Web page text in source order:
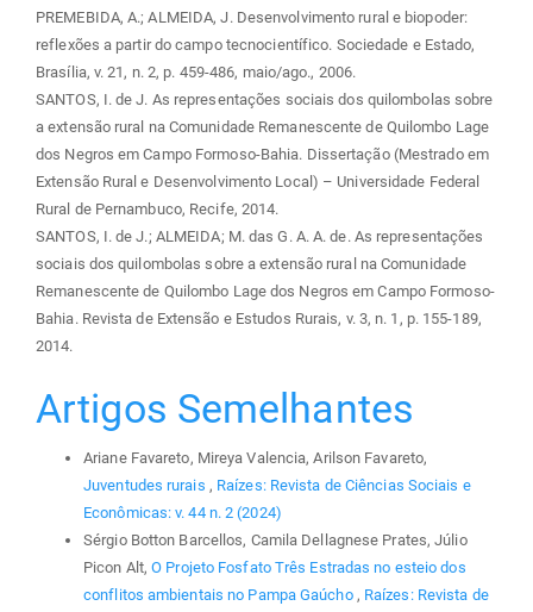
PREMEBIDA, A.; ALMEIDA, J. Desenvolvimento rural e biopoder:
reflexões a partir do campo tecnocientífico. Sociedade e Estado,
Brasília, v. 21, n. 2, p. 459-486, maio/ago., 2006.
SANTOS, I. de J. As representações sociais dos quilombolas sobre
a extensão rural na Comunidade Remanescente de Quilombo Lage
dos Negros em Campo Formoso-Bahia. Dissertação (Mestrado em
Extensão Rural e Desenvolvimento Local) – Universidade Federal
Rural de Pernambuco, Recife, 2014.
SANTOS, I. de J.; ALMEIDA; M. das G. A. A. de. As representações
sociais dos quilombolas sobre a extensão rural na Comunidade
Remanescente de Quilombo Lage dos Negros em Campo Formoso-
Bahia. Revista de Extensão e Estudos Rurais, v. 3, n. 1, p. 155-189,
2014.
Artigos Semelhantes
Ariane Favareto, Mireya Valencia, Arilson Favareto,
Juventudes rurais , Raízes: Revista de Ciências Sociais e
Econômicas: v. 44 n. 2 (2024)
Sérgio Botton Barcellos, Camila Dellagnese Prates, Júlio
Picon Alt,O Projeto Fosfato Três Estradas no esteio dos
conflitos ambientais no Pampa Gaúcho , Raízes: Revista de